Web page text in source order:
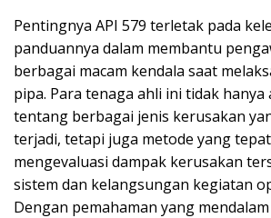
Pentingnya API 579 terletak pada
panduannya dalam membantu
berbagai macam kendala saat
pipa. Para tenaga ahli ini tidak hanya
tentang berbagai jenis kerusakan
terjadi, tetapi juga metode yang
mengevaluasi dampak kerusakan
sistem dan kelangsungan kegiatan
Dengan pemahaman yang